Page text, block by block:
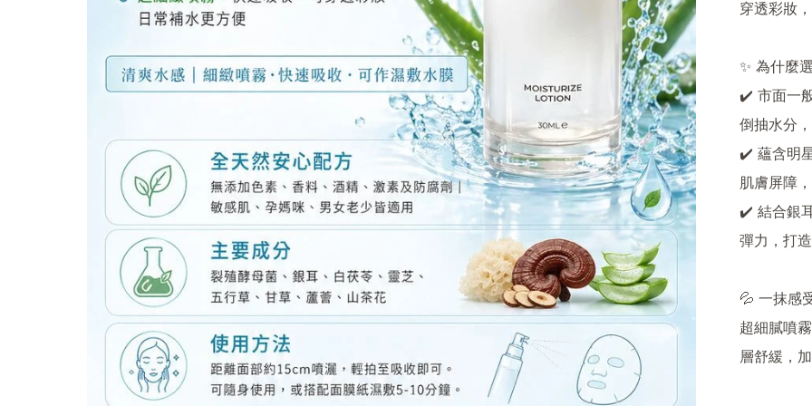
穿透彩妝
✨ 為什麼
✔️ 市面一
倒抽水分
✔️ 蘊含明
肌膚屏障
✔️ 結合銀
彈力，打
💦 一抹感
超細膩噴
層舒緩，